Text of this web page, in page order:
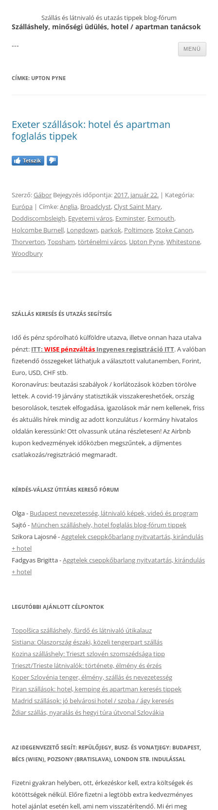
Szállás és látnivaló és utazás tippek blog-fórum
Szálláshely, minőségi üdülés, hotel / apartman tanácsok
MENÜ
---
CÍMKE: UPTON PYNE
Exeter szállások: hotel és apartman
foglalás tippek
Tetszik
Szerző:Gábor Bejegyzés időpontja:2017. január 22. | Kategória:
Európa | Címke:Anglia, Broadclyst,Clyst Saint Mary,
Doddiscombsleigh, Egyetemi város, Exminster, Exmouth,
Holcombe Burnell, Longdown, parkok, Poltimore,Stoke Canon,
Thorverton,Topsham,történelmi város, Upton Pyne,Whitestone,
Woodbury
SZÁLLÁS KERESÉS ÉS UTAZÁS SEGÍTSÉG
Idő és pénz spórolható külföldre utazva, illetve onnan haza utalva
pénzt: ITT: WISE pénzváltás Ingyenes regisztráció ITT. A valóban
fizetendő összegeket láthatjuk a választott valutanemben, Forint,
Euro, USD, CHF stb.
Koronavírus: beutazási szabályok / korlátozások közben törölve
lettek. A covid-19 járvány statisztikák visszakereshetőek, ország
besorolások, tesztek elfogadása, igazolások már nem kellenek, friss
és aktuális hírek mindig az adott konzulátus / kormány hivatalos
oldalán keressünk! Ott olvassunk utána részletesen! Az Airbnb
kupon kedvezmények időközben megszűntek, a díjmentes
csatlakozás/regisztráció megmaradt.
KÉRDÉS-VÁLASZ ÚTITÁRS KERESŐ FÓRUM
Olga- Budapest nevezetesség, látnivaló képek, videó és program
Sajtó - München szálláshely, hotel foglalás blog-fórum tippek
Szikora Lajosné-Aggtelek cseppkőbarlang nyitvatartás, kirándulás
+ hotel
Fadgyas Brigitta-Aggtelek cseppkőbarlang nyitvatartás, kirándulás
+ hotel
LEGUTÓBBI AJÁNLOTT CÉLPONTOK
Topolšica szálláshely, fürdő és látnivaló útikalauz
Sistiana: Olaszország északi, közeli tengerpart szállás
Kozina szálláshely: Trieszt szlovén szomszédsága tipp
Trieszt/Trieste látnivalók: története, élmény és érzés
Koper Szlovénia tenger, élmény, szállás és nevezetesség
Piran szállások: hotel, kemping és apartman keresés tippek
Madrid szállások: jó belvárosi hotel / szoba / ágy keresés
Ždiar szállás, nyaralás és hegyi túra útvonal Szlovákia
AZ IDEGENVEZETŐ SEGÍT: REPÜLŐJEGY, BUSZ- ÉS VONATJEGY: BUDAPEST,
BÉCS (WIEN), POZSONY (BRATISLAVA), LONDON STB. INDULÁSSAL
Fizetni gyakran helyben, ott, érkezéskor kell, extra költségek és
kötöttségek nélkül. Előre fizetni a legtöbb extra kedvezményes
hotel ajánlat esetén kell, ami nem visszatérítendő. Mi éri meg